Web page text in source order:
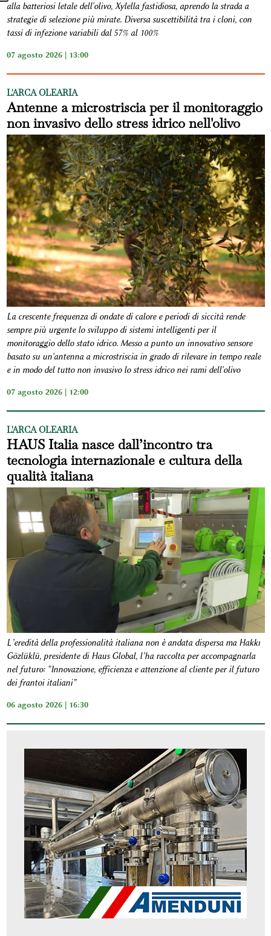
alla batteriosi letale dell'olivo, Xylella fastidiosa, aprendo la strada a
strategie di selezione più mirate. Diversa suscettibilità tra i cloni, con
tassi di infezione variabili dal 57% al 100%
07 agosto 2026 | 13:00
L'ARCA OLEARIA
Antenne a microstriscia per il monitoraggio
non invasivo dello stress idrico nell'olivo
La crescente frequenza di ondate di calore e periodi di siccità rende
sempre più urgente lo sviluppo di sistemi intelligenti per il
monitoraggio dello stato idrico. Messo a punto un innovativo sensore
basato su un'antenna a microstriscia in grado di rilevare in tempo reale
e in modo del tutto non invasivo lo stress idrico nei rami dell'olivo
07 agosto 2026 | 12:00
L'ARCA OLEARIA
HAUS Italia nasce dall’incontro tra
tecnologia internazionale e cultura della
qualità italiana
L’eredità della professionalità italiana non è andata dispersa ma Hakkı
Gözlüklü, presidente di Haus Global, l’ha raccolta per accompagnarla
nel futuro: “Innovazione, efficienza e attenzione al cliente per il futuro
dei frantoi italiani”
06 agosto 2026 | 16:30